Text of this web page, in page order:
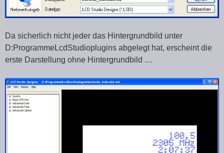
Da sicherlich nicht jeder das Hintergrundbild unter
D:ProgrammeLcdStudioplugins abgelegt hat, erscheint die
erste Darstellung ohne Hintergrundbild …